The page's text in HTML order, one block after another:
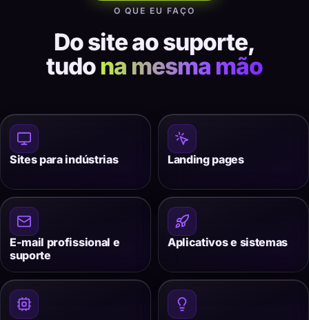
O QUE EU FAÇO
Do site ao suporte,
tudona mesma mão
Sites para indústrias Landing pages
E-mail profissional e
suporte
Aplicativos e sistemas